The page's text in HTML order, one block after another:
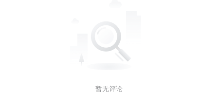
>GPR3 = (IOMUXC_SNVS_GPR-
0xFFFF0000u) | (uint16_t
flag = IOMUXC_SNVS_GPR-
暂无评论